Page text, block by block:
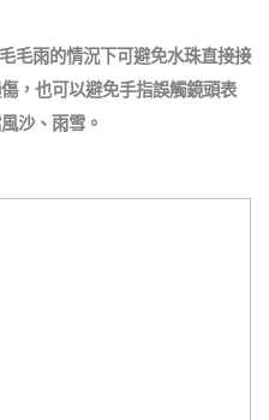
毛雨的情況下可避免水珠直接接
，也可以避免手指誤觸鏡頭表
沙、雨雪。